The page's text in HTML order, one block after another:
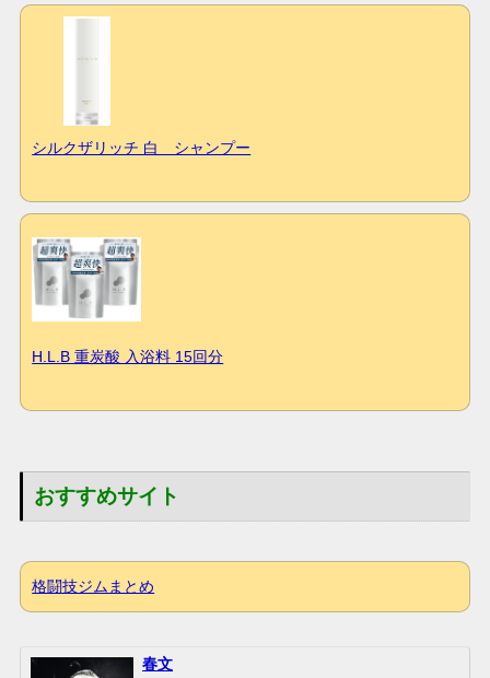
シルクザリッチ 白 シャンプー
H.L.B 重炭酸 入浴料 15回分
おすすめサイト
格闘技ジムまとめ
春文